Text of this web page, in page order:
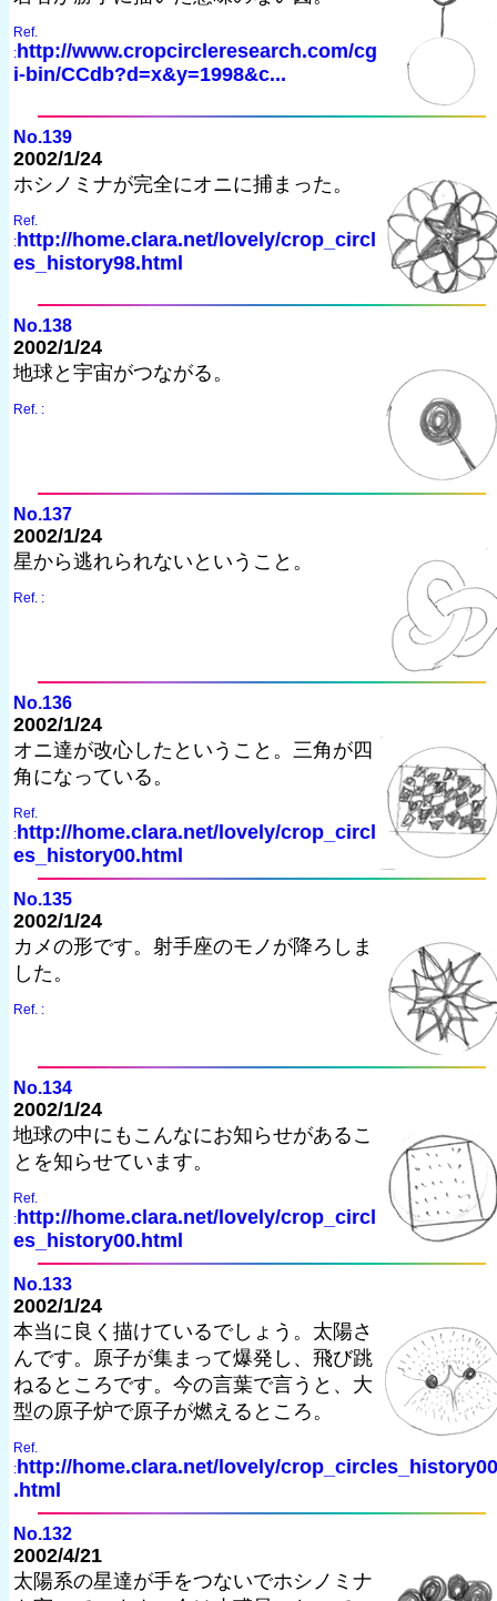
Ref.
: http://www.cropcircleresearch.com/cg
i-bin/CCdb?d=x&y=1998&c...
No.139
2002/1/24
ホシノミナが完全にオニに捕まった。
Ref.
: http://home.clara.net/lovely/crop_circl
es_history98.html
No.138
2002/1/24
地球と宇宙がつながる。
Ref. :
No.137
2002/1/24
星から逃れられないということ。
Ref. :
No.136
2002/1/24
オニ達が改心したということ。三角が四
角になっている。
Ref.
: http://home.clara.net/lovely/crop_circl
es_history00.html
No.135
2002/1/24
カメの形です。射手座のモノが降ろしま
した。
Ref. :
No.134
2002/1/24
地球の中にもこんなにお知らせがあるこ
とを知らせています。
Ref.
: http://home.clara.net/lovely/crop_circl
es_history00.html
No.133
2002/1/24
本当に良く描けているでしょう。太陽さ
んです。原子が集まって爆発し、飛び跳
ねるところです。今の言葉で言うと、大
型の原子炉で原子が燃えるところ。
Ref.
: http://home.clara.net/lovely/
.html
No.132
2002/4/21
太陽系の星達が手をつないでホシノミナ